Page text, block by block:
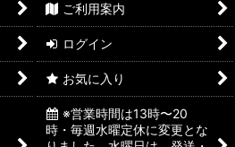
ご利用案内
ログイン
お気に入り
※営業時間は13時〜20
時・毎週水曜定休に変更とな